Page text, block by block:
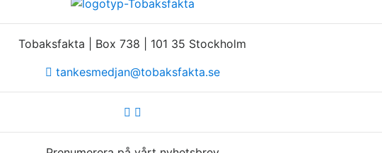
Tobaksfakta | Box 738 | 101 35 Stockholm
tankesmedjan@tobaksfakta.se